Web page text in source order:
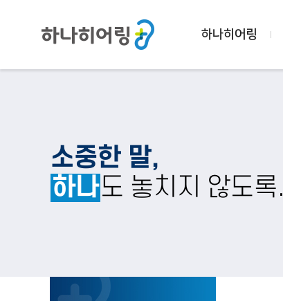
하나히어링
소중한 말,
하나도 놓치지 않도록.